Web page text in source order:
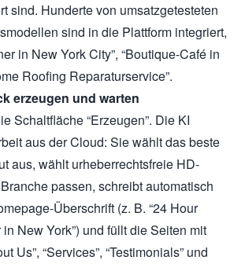
sind. Hunderte von umsatzgetesteten
sind in die Plattform integriert,
in New York City”, “Boutique-Café in
Roofing Reparaturservice”.
erzeugen und warten
Schaltfläche “Erzeugen”. Die KI
aus der Cloud: Sie wählt das beste
aus, wählt urheberrechtsfreie HD-
passen, schreibt automatisch
Überschrift (z. B. “24 Hour
New York”) und füllt die Seiten mit
Us”, “Services”, “Testimonials” und